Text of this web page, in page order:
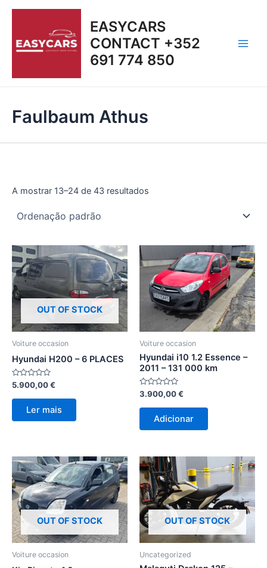
Skip
EASYCARS
CONTACT +352
691 774 850
Faulbaum Athus
A mostrar 13–24 de 43 resultados
OUT OF STOCK
Voiture occasion
Hyundai H200 – 6 PLACES
Avaliação
de
5.900,00€
Ler mais
Voiture occasion
Hyundai i10 1.2 Essence –
2011 – 131 000 km
Avaliação
de
3.900,00€
Adicionar
OUT OF STOCK
Voiture occasion
OUT OF STOCK
Uncategorized